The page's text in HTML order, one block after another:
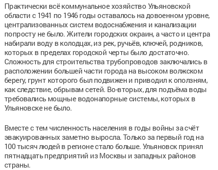
Практически всё коммунальное хозяйство Ульяновской
области с 1941 по 1946 годы оставалось на довоенном уровне,
централизованных систем водоснабжения и канализации
попросту не было. Жители городских окраин, а часто и центра
набирали воду в колодцах, из рек, ручьёв, ключей, родников,
которых в пределах городской черты было достаточно.
Сложность для строительства трубопроводов заключались в
расположении большей части города на высоком волжском
берегу, грунт которого был подвижен и приводил к оползням,
как следствие, обрывам сетей. Во-вторых, для подъёма воды
требовались мощные водонапорные системы, которых в
Ульяновске не было.
Вместе с тем численность населения в годы войны за счёт
эвакуированных заметно выросла. Только за первый год на
100 тысяч людей в регионе стало больше. Ульяновск принял
пятнадцать предприятий из Москвы и западных районов
страны.